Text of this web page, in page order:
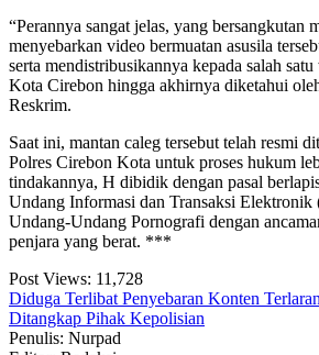
“Perannya sangat jelas, yang bersangkutan
menyebarkan video bermuatan asusila
serta mendistribusikannya kepada salah
Kota Cirebon hingga akhirnya diketahui
Reskrim.
Saat ini, mantan caleg tersebut telah resmi
Polres Cirebon Kota untuk proses hukum
tindakannya, H dibidik dengan pasal
Undang Informasi dan Transaksi
Undang-Undang Pornografi dengan
penjara yang berat. ***
Post Views: 11,728
Diduga Terlibat Penyebaran Konten
Ditangkap Pihak Kepolisian
Penulis: Nurpad